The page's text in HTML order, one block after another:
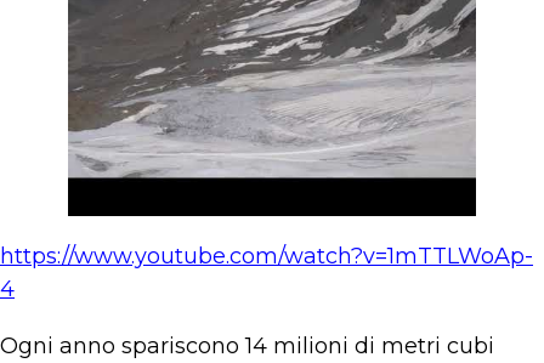
https://www.youtube.com/watch?v=1mTTLWoAp-
4
Ogni anno spariscono 14 milioni di metri cubi